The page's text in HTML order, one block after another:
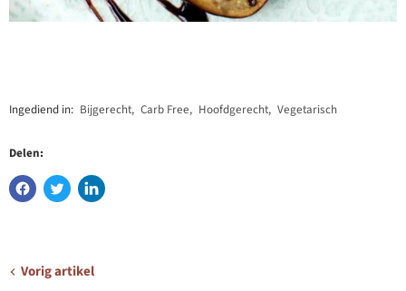
Ingediend in: Bijgerecht, Carb Free, Hoofdgerecht, Vegetarisch
Delen:
Vorig artikel